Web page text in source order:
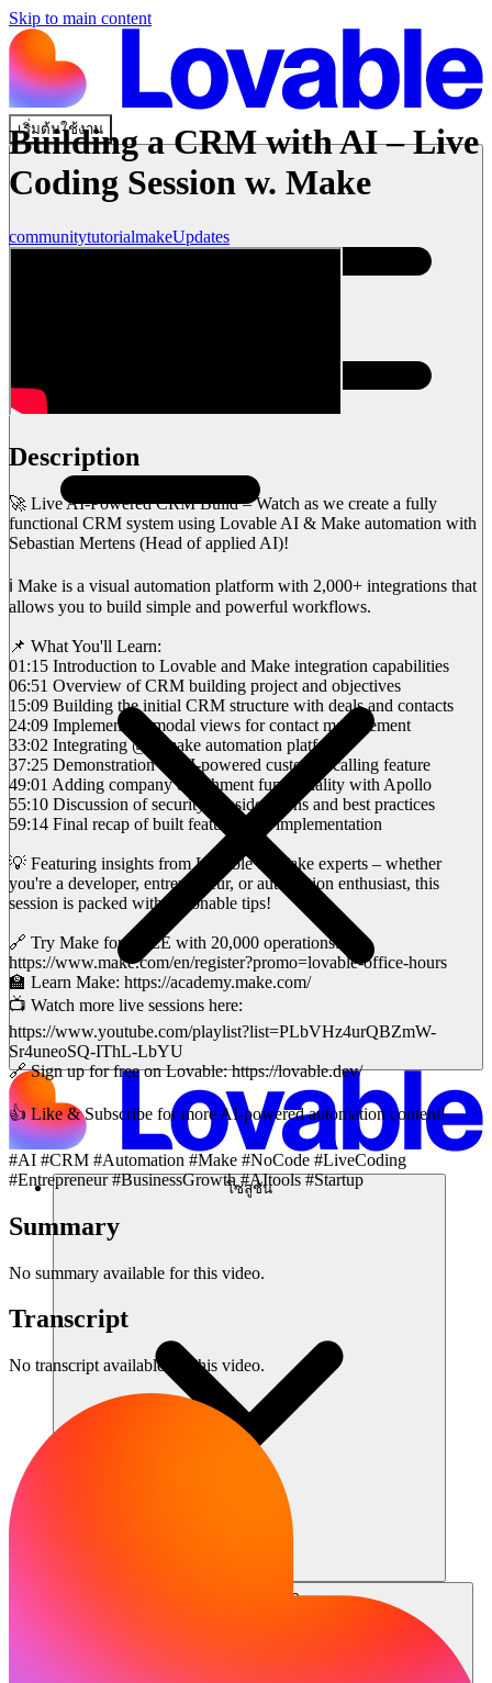
Skip to main content
เริ่มต้นใช้งาน
โซลูชัน
แหล่งข้อมูล
Building a CRM with AI – Live
Coding Session w. Make
communitytutorialmakeUpdates
Description
🚀 Live AI-Powered CRM Build – Watch as we create a fully
functional CRM system using Lovable AI & Make automation with
Sebastian Mertens (Head of applied AI)!
ℹ️ Make is a visual automation platform with 2,000+ integrations that
allows you to build simple and powerful workflows.
📌 What You'll Learn:
01:15 Introduction to Lovable and Make integration capabilities
06:51 Overview of CRM building project and objectives
15:09 Building the initial CRM structure with deals and contacts
24:09 Implementing modal views for contact management
33:02 Integrating @itsmake automation platform
37:25 Demonstration of AI-powered customer calling feature
49:01 Adding company enrichment functionality with Apollo
55:10 Discussion of security considerations and best practices
59:14 Final recap of built features and implementation
💡 Featuring insights from Lovable & Make experts – whether
you're a developer, entrepreneur, or automation enthusiast, this
session is packed with actionable tips!
🔗 Try Make for FREE with 20,000 operations:
https://www.make.com/en/register?promo=lovable-office-hours
🏫 Learn Make: https://academy.make.com/
📺 Watch more live sessions here:
https://www.youtube.com/playlist?list=PLbVHz4urQBZmW-
Sr4uneoSQ-IThL-LbYU
🔗 Sign up for free on Lovable: https://lovable.dev/
👍 Like & Subscribe for more AI-powered automation content!
#AI #CRM #Automation #Make #NoCode #LiveCoding
#Entrepreneur #BusinessGrowth #AItools #Startup
Summary
No summary available for this video.
Transcript
No transcript available for this video.